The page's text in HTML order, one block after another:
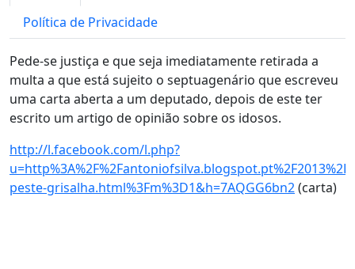
Política de Privacidade
Pede-se justiça e que seja imediatamente retirada a
multa a que está sujeito o septuagenário que escreveu
uma carta aberta a um deputado, depois de este ter
escrito um artigo de opinião sobre os idosos.
http://l.facebook.com/l.php?
peste-grisalha.html%3Fm%3D1&h=7AQGG6bn2(carta)